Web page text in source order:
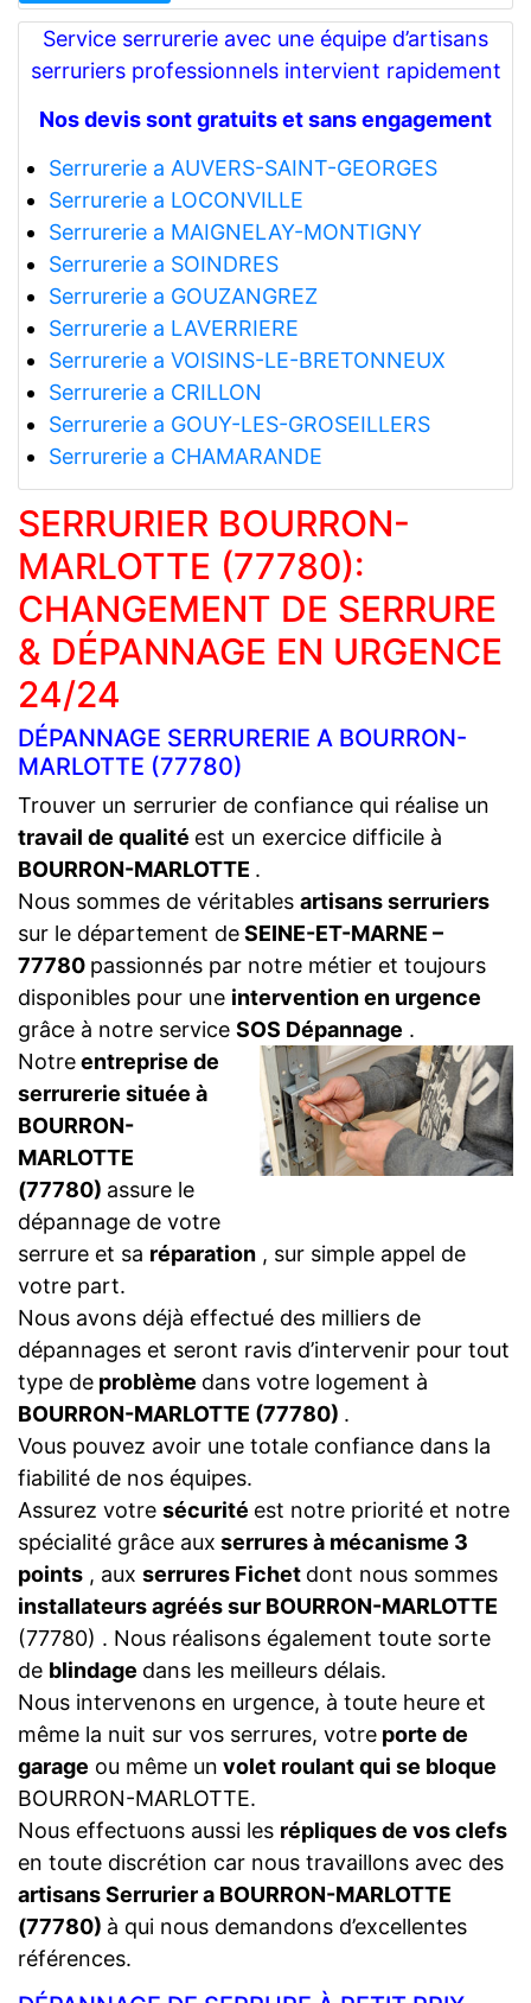
Service serrurerie avec une équipe d’artisans
serruriers professionnels intervient rapidement
Nos devis sont gratuits et sans engagement
Serrurerie a AUVERS-SAINT-GEORGES
Serrurerie a LOCONVILLE
Serrurerie a MAIGNELAY-MONTIGNY
Serrurerie a SOINDRES
Serrurerie a GOUZANGREZ
Serrurerie a LAVERRIERE
Serrurerie a VOISINS-LE-BRETONNEUX
Serrurerie a CRILLON
Serrurerie a GOUY-LES-GROSEILLERS
Serrurerie a CHAMARANDE
SERRURIER BOURRON-
MARLOTTE (77780):
CHANGEMENT DE SERRURE
& DÉPANNAGE EN URGENCE
24/24
DÉPANNAGE SERRURERIE A BOURRON-
MARLOTTE (77780)
Trouver un serrurier de confiance qui réalise un
travail de qualité est un exercice difficile à
BOURRON-MARLOTTE .
Nous sommes de véritables artisans serruriers
sur le département deSEINE-ET-MARNE –
77780 passionnés par notre métier et toujours
disponibles pour une intervention en urgence
grâce à notre service SOS Dépannage .
Notreentreprise de
serrurerie située à
BOURRON-
MARLOTTE
(77780) assure le
dépannage de votre
serrure et sa réparation , sur simple appel de
votre part.
Nous avons déjà effectué des milliers de
dépannages et seront ravis d’intervenir pour tout
type de problème dans votre logement à
BOURRON-MARLOTTE (77780) .
Vous pouvez avoir une totale confiance dans la
fiabilité de nos équipes.
Assurez votre sécurité est notre priorité et notre
spécialité grâce aux serrures à mécanisme 3
points , aux serrures Fichet dont nous sommes
installateurs agréés sur BOURRON-MARLOTTE
(77780) . Nous réalisons également toute sorte
de blindage dans les meilleurs délais.
Nous intervenons en urgence, à toute heure et
même la nuit sur vos serrures, votre porte de
garage ou même un volet roulant qui se bloque
BOURRON-MARLOTTE.
Nous effectuons aussi les répliques de vos clefs
en toute discrétion car nous travaillons avec des
artisans Serrurier a BOURRON-MARLOTTE
(77780) à qui nous demandons d’excellentes
références.